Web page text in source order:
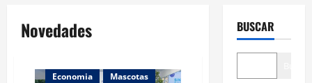
Novedades
Economia
Mascotas
BUSCAR